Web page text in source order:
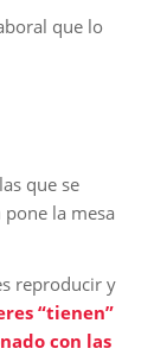
que lo
que se
la mesa
reproducir y
“tienen”
con las